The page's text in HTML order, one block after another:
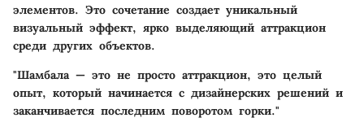
элементов. Это сочетание создает уникальный
визуальный эффект, ярко выделяющий аттракцион
среди других объектов.
"Шамбала — это не просто аттракцион, это целый
опыт, который начинается с дизайнерских решений и
заканчивается последним поворотом горки."